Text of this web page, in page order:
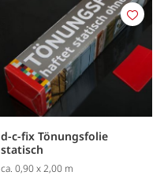
d-c-fix Tönungsfolie
statisch
ca. 0,90 x 2,00 m